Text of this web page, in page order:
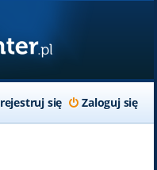
Zaloguj się
się